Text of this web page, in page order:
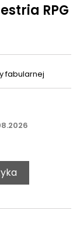
RPG
fabularnej